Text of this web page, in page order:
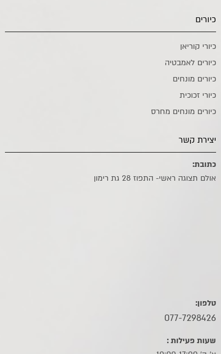
כיורים
כיורי קוריאן
כיורים לאמבטיה
כיורים מונחים
כיורי זכוכית
כיורים מונחים מחרס
יצירת קשר
כתובת:
אולם תצוגה ראשי- התפוז 28 גת רימון
טלפון:
077-7298426
שעות פעילות :